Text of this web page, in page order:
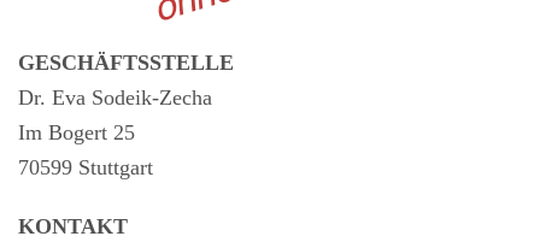
GESCHÄFTSSTELLE
Dr. Eva Sodeik-Zecha
Im Bogert 25
70599 Stuttgart
KONTAKT